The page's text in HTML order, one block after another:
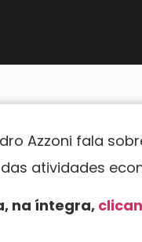
Azzoni fala
atividades
na íntegra,